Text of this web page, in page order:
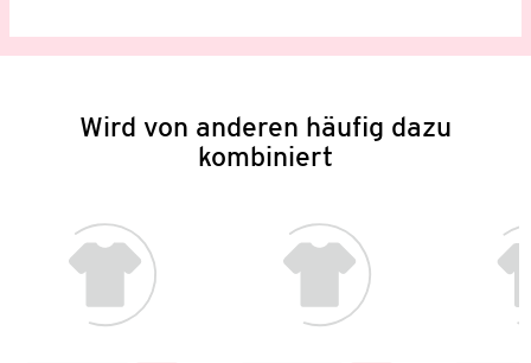
Wird von anderen häufig dazu
kombiniert